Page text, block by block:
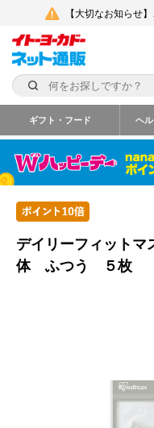
【大切なお知らせ
ギフト・フード ヘ
デイリーフィット
体 ふつう ５枚